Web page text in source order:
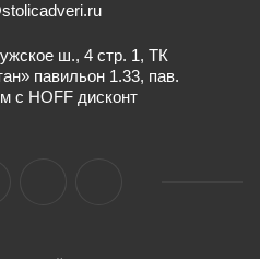
ш., 4 стр. 1, ТК
павильон 1.33, пав.
с HOFF дисконт